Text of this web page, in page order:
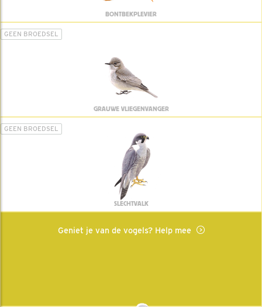
BONTBEKPLEVIER
GEEN BROEDSEL
GRAUWE VLIEGENVANGER
GEEN BROEDSEL
SLECHTVALK
Geniet je van de vogels? Help mee